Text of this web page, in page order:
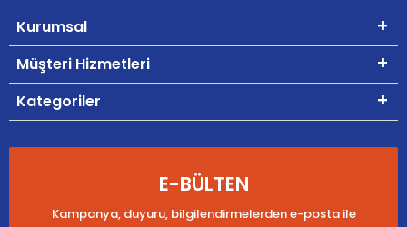
Kurumsal
Müşteri Hizmetleri
Kategoriler
E-BÜLTEN
Kampanya, duyuru, bilgilendirmelerden e-posta ile